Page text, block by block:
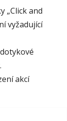
„Click and
vyžadující
akcí